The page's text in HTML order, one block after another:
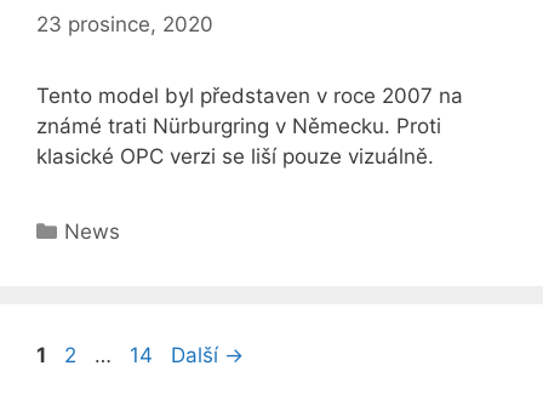
23 prosince, 2020
Tento model byl představen v roce 2007 na
známé trati Nürburgring v Německu. Proti
klasické OPC verzi se liší pouze vizuálně.
Rubriky
News
Stránka
1 Stránka
2 … Stránka
14 Další →